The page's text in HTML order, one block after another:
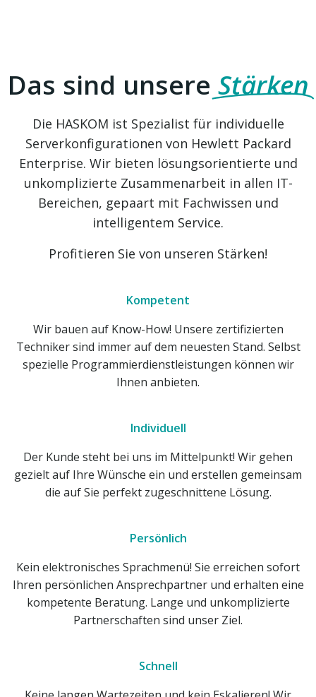
Das sind unsere Stärken
Die HASKOM ist Spezialist für individuelle
Serverkonfigurationen von Hewlett Packard
Enterprise. Wir bieten lösungsorientierte und
unkomplizierte Zusammenarbeit in allen IT-
Bereichen, gepaart mit Fachwissen und
intelligentem Service.
Profitieren Sie von unseren Stärken!
Kompetent
Wir bauen auf Know-How! Unsere zertifizierten
Techniker sind immer auf dem neuesten Stand. Selbst
spezielle Programmierdienstleistungen können wir
Ihnen anbieten.
Individuell
Der Kunde steht bei uns im Mittelpunkt! Wir gehen
gezielt auf Ihre Wünsche ein und erstellen gemeinsam
die auf Sie perfekt zugeschnittene Lösung.
Persönlich
Kein elektronisches Sprachmenü! Sie erreichen sofort
Ihren persönlichen Ansprechpartner und erhalten eine
kompetente Beratung. Lange und unkomplizierte
Partnerschaften sind unser Ziel.
Schnell